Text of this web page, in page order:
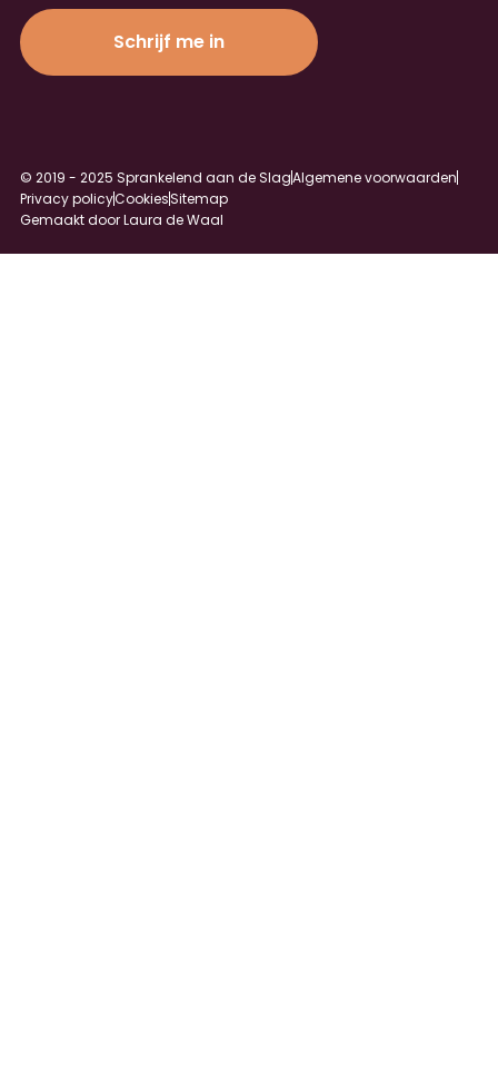
Schrijf me in
© 2019 - 2025 Sprankelend aan de SlagAlgemene voorwaarden
Privacy policyCookiesSitemap
Gemaakt door Laura de Waal